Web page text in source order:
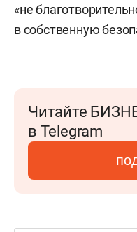
«не
в собственную
Читайте
в Telegram